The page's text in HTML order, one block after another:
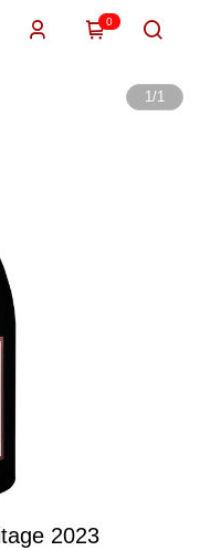
0
1/1
2023